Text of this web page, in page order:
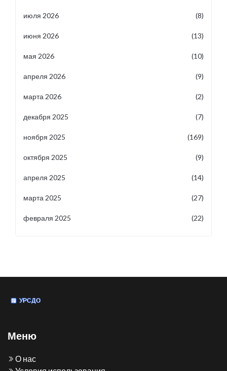
июля 2026 (8)
июня 2026 (13)
мая 2026 (10)
апреля 2026 (9)
марта 2026 (2)
декабря 2025 (7)
ноября 2025 (169)
октября 2025 (9)
апреля 2025 (14)
марта 2025 (27)
февраля 2025 (22)
Меню
О нас